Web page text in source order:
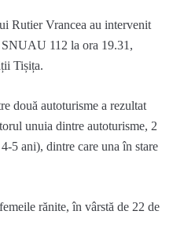
Rutier Vrancea au intervenit
112 la ora 19.31,
Tișița.
două autoturisme a rezultat
unuia dintre autoturisme, 2
5 ani), dintre care una în stare
rănite, în vârstă de 22 de